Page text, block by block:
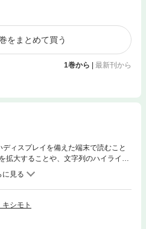
をまとめて買う
1巻から 最新刊から
ィスプレイを備えた端末で読むこと
拡大することや、文字列のハイライ
機能が使用できません。意地のゴンゴ
き上がれない中田英寿――。1998年フ
アフリカワールドカップまで、日本代
ビューする1冊です。写真は日本有数
を真空パックでお届けします。さらに
シモト